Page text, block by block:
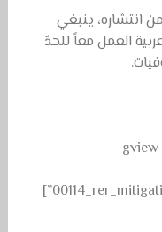
من انتشاره، ينبغي
العمل معاً للحدّ